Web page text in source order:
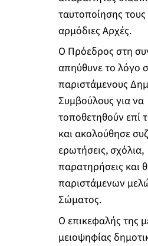
ταυτοποίησης τους
αρμόδιες Αρχές.
Ο Πρόεδρος στη
απηύθυνε το λόγο
παριστάμενους
Συμβούλους για να
τοποθετηθούν επί
και ακολούθησε
ερωτήσεις, σχόλια,
παρατηρήσεις και
παριστάμενων
Σώματος.
Ο επικεφαλής της
μειοψηφίας